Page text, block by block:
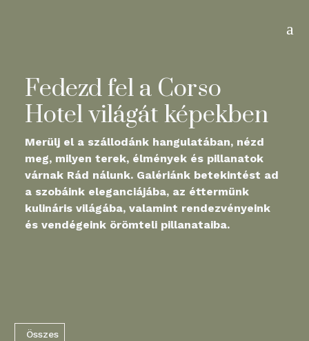
a
Fedezd fel a Corso
Hotel világát képekben
Merülj el a szállodánk hangulatában, nézd
meg, milyen terek, élmények és pillanatok
várnak Rád nálunk. Galériánk betekintést ad
a szobáink eleganciájába, az éttermünk
kulináris világába, valamint rendezvényeink
és vendégeink örömteli pillanataiba.
Összes